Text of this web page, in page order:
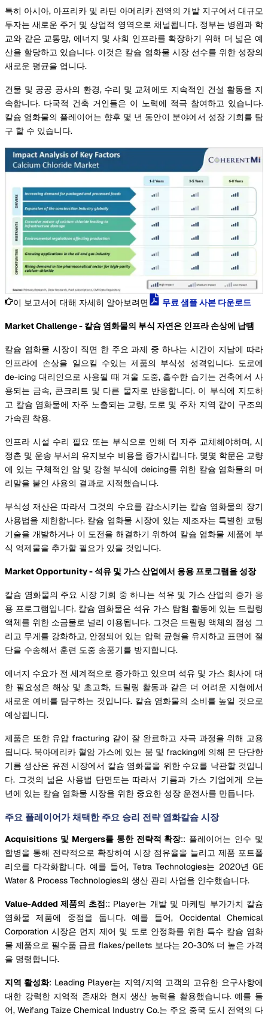
특히 아시아, 아프리카 및 라틴 아메리카 전역의 개발 지구에서 대규모
투자는 새로운 주거 및 상업적 영역으로 채널됩니다. 정부는 병원과 학
교와 같은 교통망, 에너지 및 사회 인프라를 확장하기 위해 더 넓은 예
산을 할당하고 있습니다. 이것은 칼슘 염화물 시장 선수를 위한 성장의
새로운 평균을 엽니다.
건물 및 공공 공사의 환경, 수리 및 교체에도 지속적인 건설 활동을 지
속합니다. 다국적 건축 거인들은 이 노력에 적극 참여하고 있습니다.
칼슘 염화물의 플레이어는 향후 몇 년 동안이 분야에서 성장 기회를 탐
구 할 수 있습니다.
이 보고서에 대해 자세히 알아보려면 무료 샘플 사본 다운로드
Market Challenge - 칼슘 염화물의 부식 자연은 인프라 손상에 납땜
칼슘 염화물 시장이 직면 한 주요 과제 중 하나는 시간이 지남에 따라
인프라에 손상을 일으킬 수있는 제품의 부식성 성격입니다. 도로에
de-icing 대리인으로 사용될 때 겨울 도중, 흡수한 습기는 건축에서 사
용되는 금속, 콘크리트 및 다른 물자로 반응합니다. 이 부식에 지도하
고 칼슘 염화물에 자주 노출되는 교량, 도로 및 주차 지역 같이 구조의
가속된 착용.
인프라 시설 수리 필요 또는 부식으로 인해 더 자주 교체해야하며, 시
정촌 및 운송 부서의 유지보수 비용을 증가시킵니다. 몇몇 학문은 교량
에 있는 구체적인 암 및 강철 부식에 deicing를 위한 칼슘 염화물의 머
리말을 붙인 사용의 결과로 지적했습니다.
부식성 재산은 따라서 그것의 수요를 감소시키는 칼슘 염화물의 장기
사용법을 제한합니다. 칼슘 염화물 시장에 있는 제조자는 특별한 코팅
기술을 개발하거나 이 도전을 해결하기 위하여 칼슘 염화물 제품에 부
식 억제물을 추가할 필요가 있을 것입니다.
Market Opportunity - 석유 및 가스 산업에서 응용 프로그램을 성장
칼슘 염화물의 주요 시장 기회 중 하나는 석유 및 가스 산업의 증가 응
용 프로그램입니다. 칼슘 염화물은 석유 가스 탐험 활동에 있는 드릴링
액체를 위한 소금물로 널리 이용됩니다. 그것은 드릴링 액체의 점성 그
리고 무게를 강화하고, 안정되어 있는 압력 균형을 유지하고 표면에 절
단을 수송해서 훈련 도중 송풍기를 방지합니다.
에너지 수요가 전 세계적으로 증가하고 있으며 석유 및 가스 회사에 대
한 필요성은 해상 및 초고화, 드릴링 활동과 같은 더 어려운 지형에서
새로운 예비를 탐구하는 것입니다. 칼슘 염화물의 소비를 높일 것으로
예상됩니다.
제품은 또한 유압 fracturing 같이 잘 완료하고 자극 과정을 위해 고용
됩니다. 북아메리카 혈암 가스에 있는 붐 및 fracking에 의해 몬 단단한
기름 생산은 유전 시장에서 칼슘 염화물을 위한 수요를 낙관할 것입니
다. 그것의 넓은 사용법 단면도는 따라서 기름과 가스 기업에게 오는
년에 있는 칼슘 염화물 시장을 위한 중요한 성장 운전사를 만듭니다.
주요 플레이어가 채택한 주요 승리 전략 염화칼슘 시장
Acquisitions 및 Mergers를 통한 전략적 확장:: 플레이어는 인수 및
합병을 통해 전략적으로 확장하여 시장 점유율을 늘리고 제품 포트폴
리오를 다각화합니다. 예를 들어, Tetra Technologies는 2020년 GE
Water & Process Technologies의 생산 관리 사업을 인수했습니다.
Value-Added 제품의 초점:: Player는 개발 및 마케팅 부가가치 칼슘
염화물 제품에 중점을 둡니다. 예를 들어, Occidental Chemical
Corporation 시장은 먼지 제어 및 도로 안정화를 위한 특수 칼슘 염화
물 제품으로 필수품 급료 flakes/pellets 보다는 20-30% 더 높은 가격
을 명령합니다.
지역 활성화: Leading Player는 지역/지역 고객의 고유한 요구사항에
대한 강력한 지역적 존재와 현지 생산 능력을 활용했습니다. 예를 들
어, Weifang Taize Chemical Industry Co.는 주요 중국 도시 전역의 다